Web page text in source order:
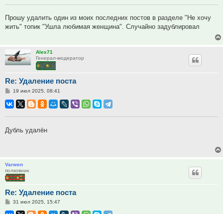
Прошу удалить один из моих последних постов в разделе "Не хочу
жить" топик "Ушла любимая женщина". Случайно задублировал
Alex71
Генерал-модератор
Re: Удаление поста
Сообщение
19 июл 2025, 08:41
Дубль удалён
Varwen
полковник
Re: Удаление поста
Сообщение
31 июл 2025, 15:47